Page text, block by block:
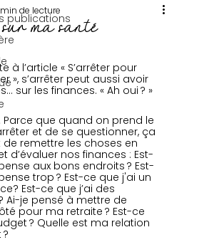
publications
ma santé
de lecture
à l’article « S’arrêter pour
», s’arrêter peut aussi avoir
sur les finances. « Ah oui ? »
Parce que quand on prend le
et de se questionner, ça
remettre les choses en
d’évaluer nos finances : Est-
aux bons endroits ? Est-
trop ? Est-ce que j'ai un
Est-ce que j’ai des
Ai-je pensé à mettre de
pour ma retraite ? Est-ce
? Quelle est ma relation